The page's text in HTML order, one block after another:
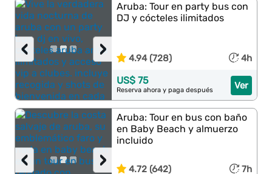
›
‹
Aruba: Tour en party bus con
DJ y cócteles ilimitados
4.94 (728) 4h
Ver
US$ 75
Reserva ahora y paga después
›
‹
Aruba: Tour en bus con baño
en Baby Beach y almuerzo
incluido
4.72 (642) 7h